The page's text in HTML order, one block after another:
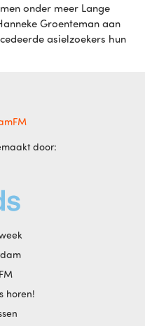
onder meer Lange
Groenteman aan
asielzoekers hun
door:
horen!